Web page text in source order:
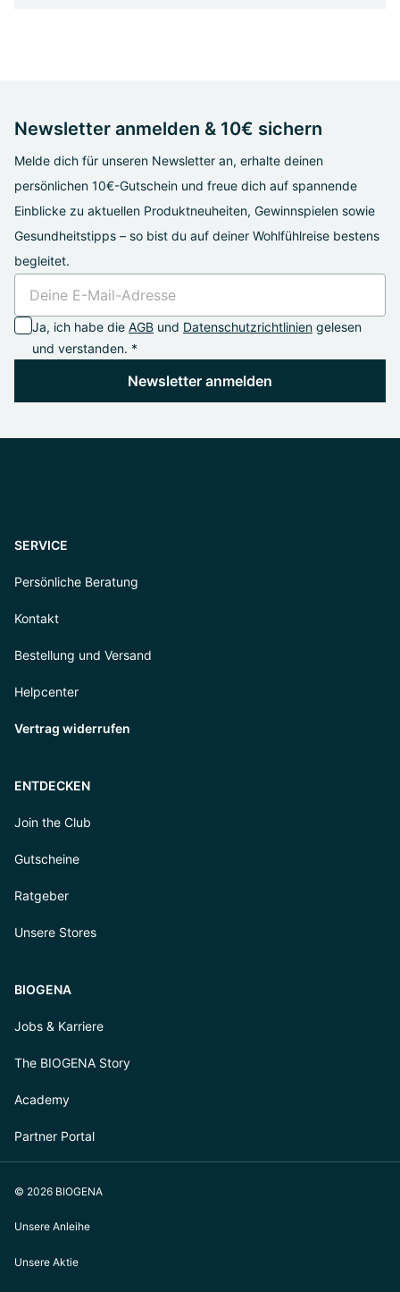
Newsletter anmelden & 10€ sichern
Melde dich für unseren Newsletter an, erhalte deinen
persönlichen 10€-Gutschein und freue dich auf spannende
Einblicke zu aktuellen Produktneuheiten, Gewinnspielen sowie
Gesundheitstipps – so bist du auf deiner Wohlfühlreise bestens
begleitet.
Ja, ich habe die AGB und Datenschutzrichtlinien gelesen
und verstanden. *
Newsletter anmelden
SERVICE
Persönliche Beratung
Kontakt
Bestellung und Versand
Helpcenter
Vertrag widerrufen
ENTDECKEN
Join the Club
Gutscheine
Ratgeber
Unsere Stores
BIOGENA
Jobs & Karriere
The BIOGENA Story
Academy
Partner Portal
© 2026 BIOGENA
Unsere Anleihe
Unsere Aktie